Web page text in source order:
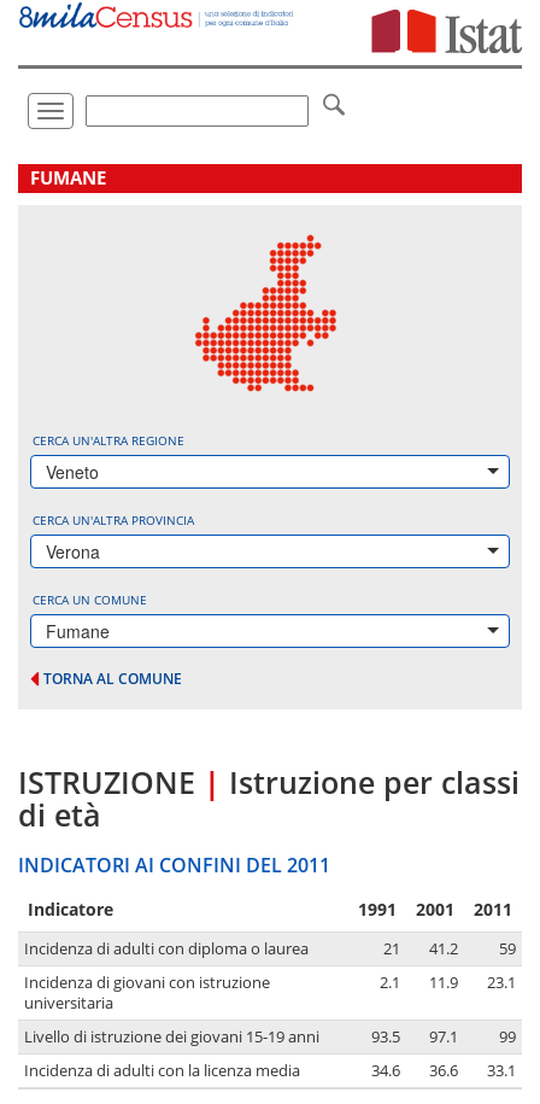
Vai
direttamente
Toggle
navigation
.
FUMANE
CERCA UN'ALTRA REGIONE
Veneto
CERCA UN'ALTRA PROVINCIA
Verona
CERCA UN COMUNE
Fumane
TORNA AL COMUNE
ISTRUZIONE | Istruzione per classi
di età
INDICATORI AI CONFINI DEL 2011
Indicatore 1991 2001 2011
Incidenza di adulti con diploma o laurea 21 41.2
59
Incidenza di giovani con istruzione
universitaria
2.1 11.9 23.1
Livello di istruzione dei giovani 15-19 anni 93.5 97.1
99
Incidenza di adulti con la licenza media
34.6 36.6 33.1